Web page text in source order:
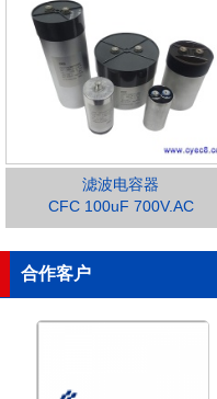
滤波电容器
CFC 100uF 700V.AC
合作客户